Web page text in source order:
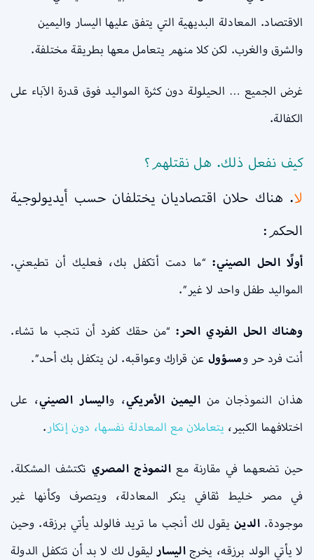
الاقتصاد. المعادلة البديهية التي يتفق عليها اليسار واليمين
والشرق والغرب. لكن كلا منهم يتعامل معها بطريقة مختلفة.
غرض الجميع … الحيلولة دون كثرة المواليد فوق قدرة الآباء على
الكفالة.
كيف نفعل ذلك. هل نقتلهم؟
لا. هناك حلان اقتصاديان يختلفان حسب أيديولوجية
الحكم:
أولًا الحل الصيني: “ما دمت أتكفل بك، فعليك أن تطيعني.
المواليد طفل واحد لا غير”.
وهناك الحل الفردي الحر: “من حقك كفرد أن تنجب ما تشاء.
أنت فرد حر ومسؤول عن قرارك وعواقبه. لن يتكفل بك أحد”.
هذان النموذجان من اليمين الأمريكي، واليسار الصيني، على
اختلافهما الكبير، يتعاملان مع المعادلة نفسها، دون إنكار .
حين تضعهما في مقارنة مع النموذج المصري تكتشف المشكلة.
في مصر خليط ثقافي ينكر المعادلة، ويتصرف وكأنها غير
موجودة. الدينيقول لك أنجب ما تريد فالولد يأتي برزقه. وحين
لا يأتي الولد برزقه، يخرج اليسارليقول لك لا بد أن تتكفل الدولة